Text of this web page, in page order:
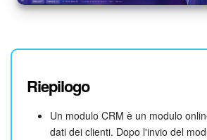
Riepilogo
Un modulo CRM è un modulo
dati dei clienti. Dopo l'invio del